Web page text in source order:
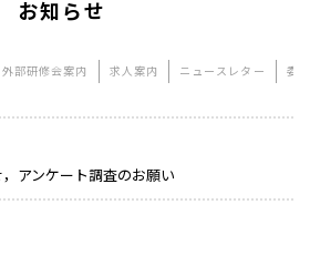
お知らせ
外部研修会案内 求人案内 ニュースレター 委
アンケート調査のお願い